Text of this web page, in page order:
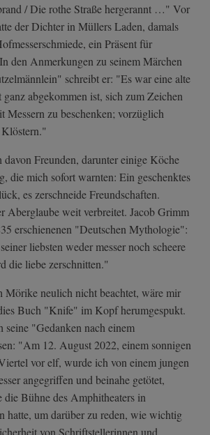
/ Die rothe Straße hergerannt …" Vor
der Dichter in Müllers Laden, damals
ein Präsent für
den Anmerkungen zu seinem Märchen
schreibt er: "Es war eine alte
abgekommen ist, sich zum Zeichen
Messern zu beschenken; vorzüglich
Freunden, darunter einige Köche
die mich sofort warnten: Ein geschenktes
es zerschneide Freundschaften.
Aberglaube weit verbreitet. Jacob Grimm
erschienenen "Deutschen Mythologie":
liebsten weder messer noch scheere
die liebe zerschnitten."
Mörike neulich nicht beachtet, wäre mir
Buch "Knife" im Kopf herumgespukt.
seine "Gedanken nach einem
"Am 12. August 2022, einem sonnigen
vor elf, wurde ich von einem jungen
angegriffen und beinahe getötet,
die Bühne des Amphitheaters in
hatte, um darüber zu reden, wie wichtig